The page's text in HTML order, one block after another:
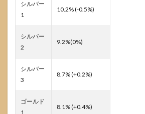
シルバー
1
10.2% (-0.5%)
シルバー
2
9.2%(0%)
シルバー
3
8.7% (+0.2%)
ゴールド
1
8.1% (+0.4%)